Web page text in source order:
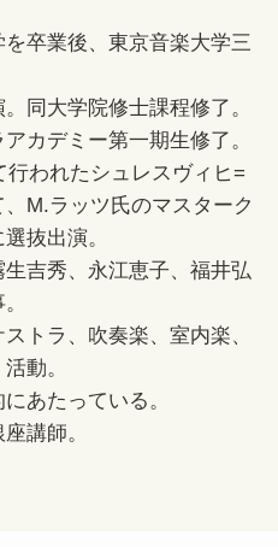
卒業後、東京音楽大学三
同大学院修士課程修了。
カデミー第一期生修了。
われたシュレスヴィヒ=
M.ラッツ氏のマスターク
抜出演。
吉秀、永江恵子、福井弘
トラ、吹奏楽、室内楽、
動。
あたっている。
講師。